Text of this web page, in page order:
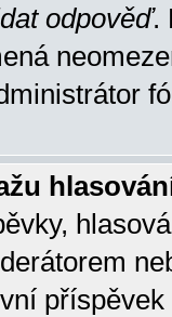
odpověď.